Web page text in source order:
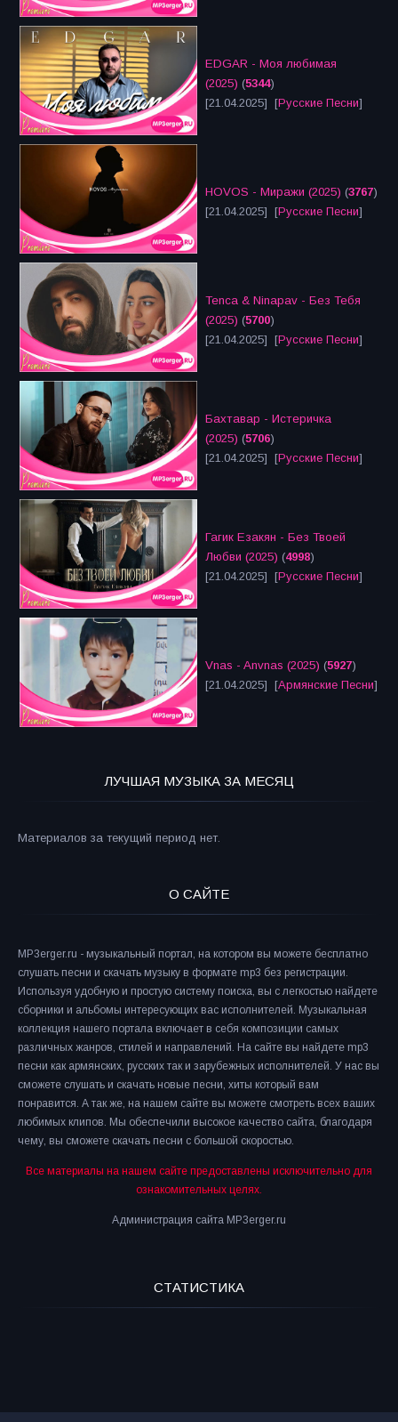
EDGAR - Моя любимая
(2025) (5344)
[21.04.2025] [Русские Песни]
HOVOS - Миражи (2025) (3767)
[21.04.2025] [Русские Песни]
Tenca & Ninapav - Без Тебя
(2025) (5700)
[21.04.2025] [Русские Песни]
Бахтавар - Истеричка
(2025) (5706)
[21.04.2025] [Русские Песни]
Гагик Езакян - Без Твоей
Любви (2025) (4998)
[21.04.2025] [Русские Песни]
Vnas - Anvnas (2025) (5927)
[21.04.2025] [Армянские Песни]
ЛУЧШАЯ МУЗЫКА ЗА МЕСЯЦ
Материалов за текущий период нет.
О САЙТЕ
MP3erger.ru - музыкальный портал, на котором вы можете бесплатно
слушать песни и скачать музыку в формате mp3 без регистрации.
Используя удобную и простую систему поиска, вы с легкостью найдете
сборники и альбомы интересующих вас исполнителей. Музыкальная
коллекция нашего портала включает в себя композиции самых
различных жанров, стилей и направлений. На сайте вы найдете mp3
песни как армянских, русских так и зарубежных исполнителей. У нас вы
сможете слушать и скачать новые песни, хиты который вам
понравится. А так же, на нашем сайте вы можете смотреть всех ваших
любимых клипов. Мы обеспечили высокое качество сайта, благодаря
чему, вы сможете скачать песни с большой скоростью.
Все материалы на нашем сайте предоставлены исключительно для
ознакомительных целях.
Администрация сайта MP3erger.ru
СТАТИСТИКА